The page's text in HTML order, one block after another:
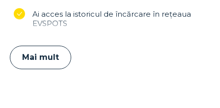
Ai acces la istoricul de încărcare în reţeaua
EVSPOTS
Mai mult